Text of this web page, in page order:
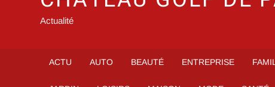
Actualité
ACTU AUTO BEAUTÉ ENTREPRISE